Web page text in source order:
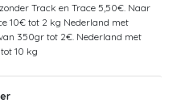
Track en Trace 5,50€. Naar
10€ tot 2 kg Nederland met
350gr tot 2€. Nederland met
10 kg